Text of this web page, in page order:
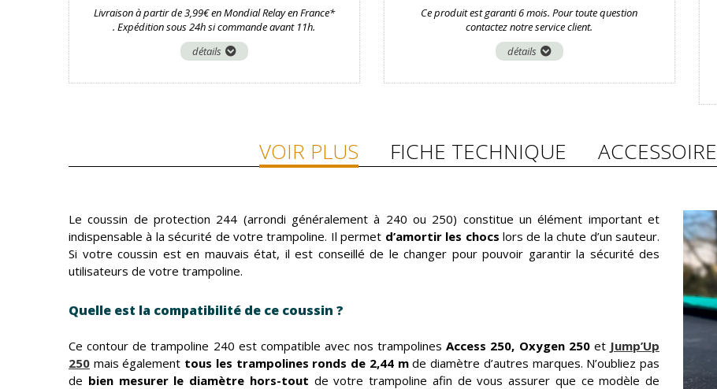
Livraison à partir de 3,99€ en Mondial Relay en France*
. Expédition sous 24h si commande avant 11h.
détails
Ce produit est garanti 6 mois. Pour toute question
contactez notre service client.
détails
VOIR PLUS FICHE TECHNIQUE
Le coussin de protection 244 (arrondi généralement à 240 ou 250) constitue un élément important et
indispensable à la sécurité de votre trampoline. Il permet d’amortir les chocs lors de la chute d’un sauteur.
Si votre coussin est en mauvais état, il est conseillé de le changer pour pouvoir garantir la sécurité des
utilisateurs de votre trampoline.
Quelle est la compatibilité de ce coussin ?
Ce contour de trampoline 240 est compatible avec nos trampolines Access 250, Oxygen 250 et Jump’Up
250 mais également tous les trampolines ronds de 2,44 mde diamètre d’autres marques. N’oubliez pas
de bien mesurer le diamètre hors-tout de votre trampoline afin de vous assurer que ce modèle de